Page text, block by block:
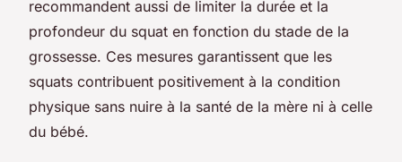
recommandent aussi de limiter la durée et la
profondeur du squat en fonction du stade de la
grossesse. Ces mesures garantissent que les
squats contribuent positivement à la condition
physique sans nuire à la santé de la mère ni à celle
du bébé.